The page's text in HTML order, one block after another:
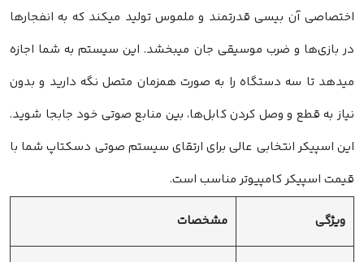
اختصاصی آن بیسی قدرتمند و ملموس تولید میکند که به انفجارها
در بازی‌ها و ضرب موسیقی جان میبخشد. این سیستم به شما اجازه
میدهد تا سه دستگاه را به صورت همزمان متصل نگه دارید و بدون
نیاز به قطع و وصل کردن کابل‌ها، بین منابع صوتی خود جابجا شوید.
این اسپیکر انتخابی عالی برای ارتقای سیستم صوتی دسکتاپ شما با
قیمت اسپیکر کامپیوتر مناسب است.
ویژگی مشخصات